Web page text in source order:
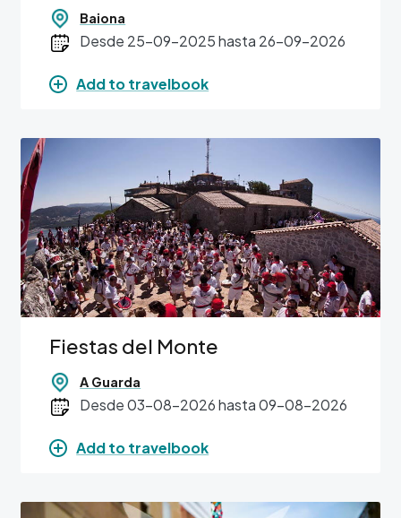
Baiona
Desde 25-09-2025 hasta 26-09-2026
Add to travelbook
Image
Fiestas del Monte
A Guarda
Desde 03-08-2026 hasta 09-08-2026
Add to travelbook
Image